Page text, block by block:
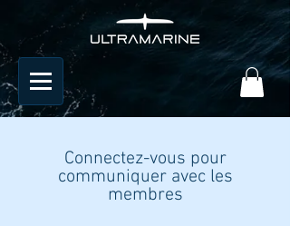
Connectez-vous pour
communiquer avec les
membres